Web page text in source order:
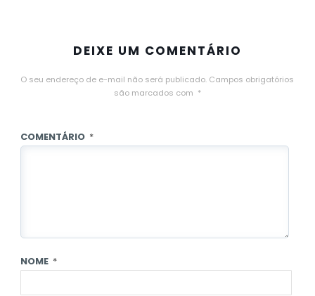
DEIXE UM COMENTÁRIO
O seu endereço de e-mail não será publicado. Campos obrigatórios
são marcados com *
COMENTÁRIO *
NOME *